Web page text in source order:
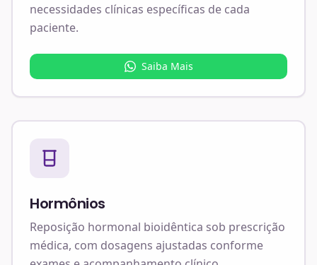
necessidades clínicas específicas de cada
paciente.
Saiba Mais
Hormônios
Reposição hormonal bioidêntica sob prescrição
médica, com dosagens ajustadas conforme